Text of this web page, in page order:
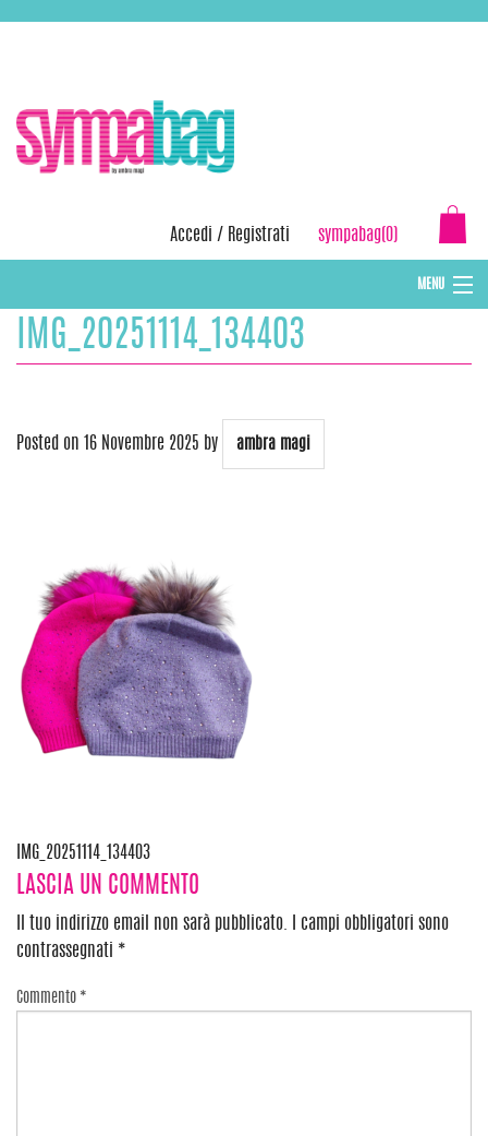
Accedi / Registrati sympabag(0)
MENU
CAPPELLI INVERNALI DONNA
IMG_20251114_134403
Posted on 16 Novembre 2025 by ambra magi
Navigazione
articoli
IMG_20251114_134403
LASCIA UN COMMENTO
Il tuo indirizzo email non sarà pubblicato.
I campi obbligatori sono
contrassegnati *
Commento *